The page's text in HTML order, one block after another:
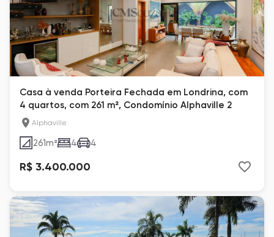
Casa à venda Porteira Fechada em Londrina, com
4 quartos, com 261 m², Condomínio Alphaville 2
Alphaville
261m² 4 4
R$ 3.400.000